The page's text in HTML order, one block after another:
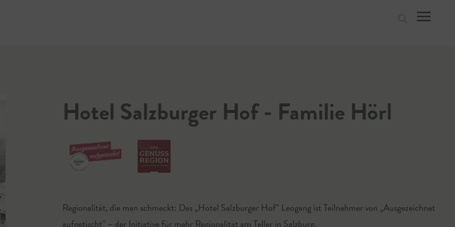
Hotel Salzburger Hof - Familie Hörl
Regionalität, die man schmeckt: Das „Hotel Salzburger Hof“ Leogang ist Teilnehmer von „Ausgezeichnet
aufgetischt“ – der Initiative für mehr Regionalität am Teller in Salzburg.